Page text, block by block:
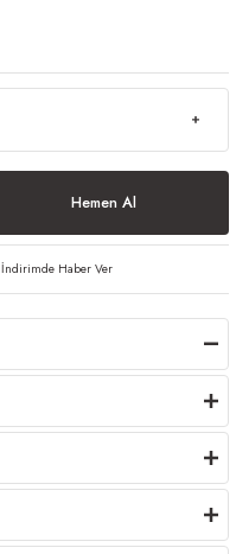
Hemen Al
İndirimde Haber Ver